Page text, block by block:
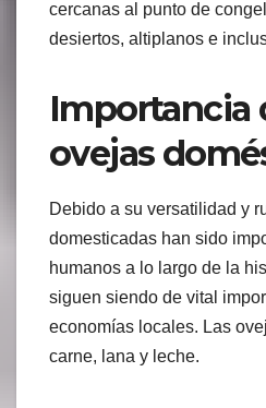
cercanas al punto de
desiertos, altiplanos e
Importancia
ovejas
Debido a su versatilidad y
domesticadas han sido
humanos a lo largo de la
siguen siendo de vital
economías locales. Las
carne, lana y leche.